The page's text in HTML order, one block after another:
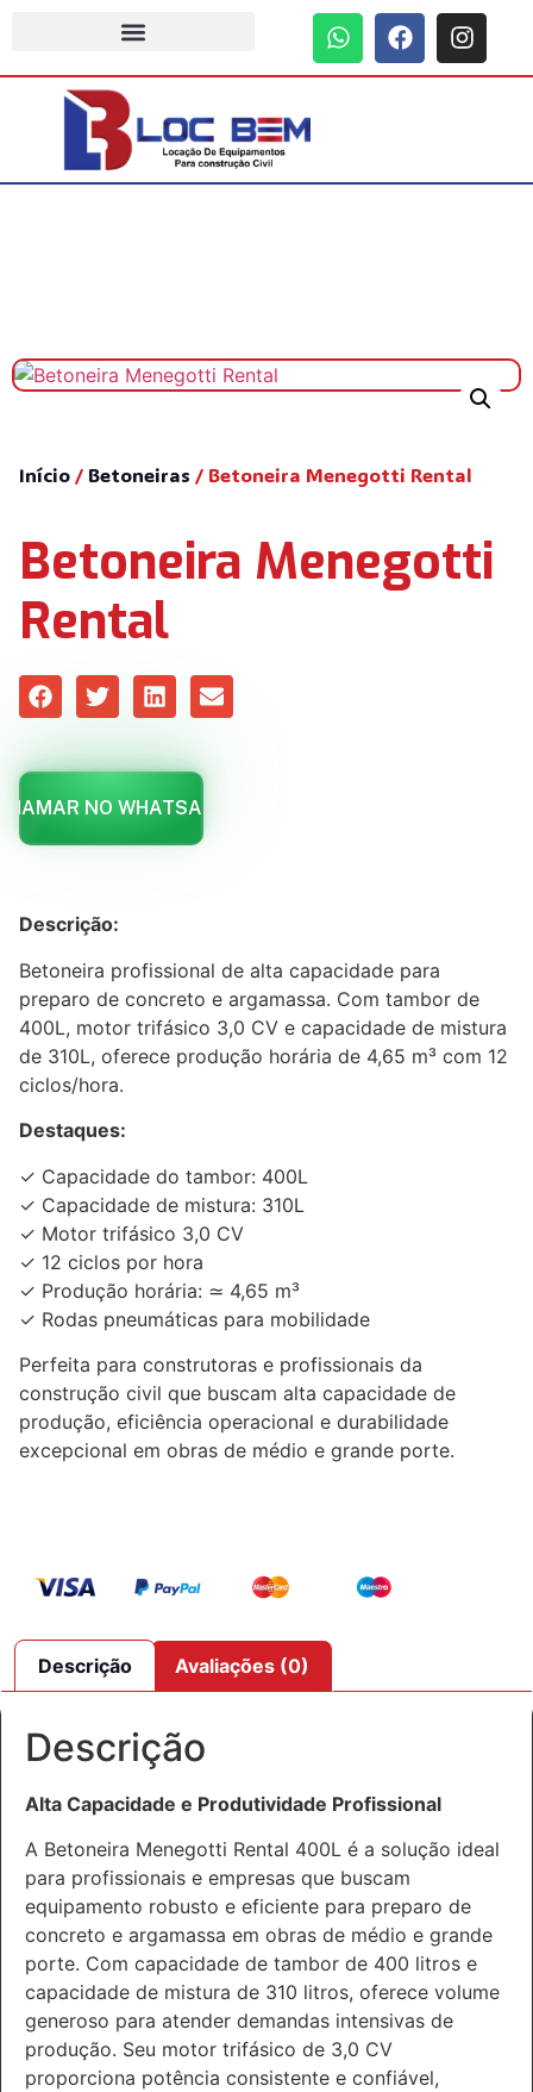
Início / Betoneiras / Betoneira Menegotti Rental
Betoneira Menegotti
Rental
NO WHATSAPP
Descrição:
Betoneira profissional de alta capacidade para
preparo de concreto e argamassa. Com tambor de
400L, motor trifásico 3,0 CV e capacidade de mistura
de 310L, oferece produção horária de 4,65 m³ com 12
ciclos/hora.
Destaques:
✓ Capacidade do tambor: 400L
✓ Capacidade de mistura: 310L
✓ Motor trifásico 3,0 CV
✓ 12 ciclos por hora
✓ Produção horária: ≃ 4,65 m³
✓ Rodas pneumáticas para mobilidade
Perfeita para construtoras e profissionais da
construção civil que buscam alta capacidade de
produção, eficiência operacional e durabilidade
excepcional em obras de médio e grande porte.
Descrição Avaliações (0)
Descrição
Alta Capacidade e Produtividade Profissional
A Betoneira Menegotti Rental 400L é a solução ideal
para profissionais e empresas que buscam
equipamento robusto e eficiente para preparo de
concreto e argamassa em obras de médio e grande
porte. Com capacidade de tambor de 400 litros e
capacidade de mistura de 310 litros, oferece volume
generoso para atender demandas intensivas de
produção. Seu motor trifásico de 3,0 CV
proporciona potência consistente e confiável,